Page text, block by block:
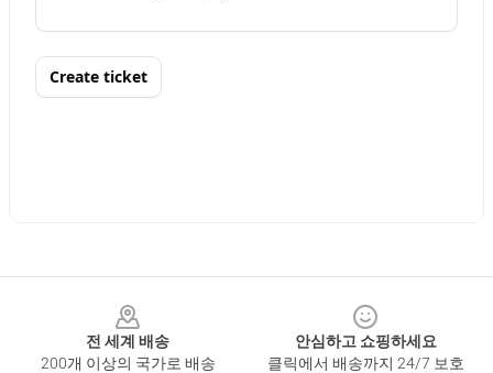
전 세계 배송
200개 이상의 국가로 배송
안심하고 쇼핑하세요
클릭에서 배송까지 24/7 보호